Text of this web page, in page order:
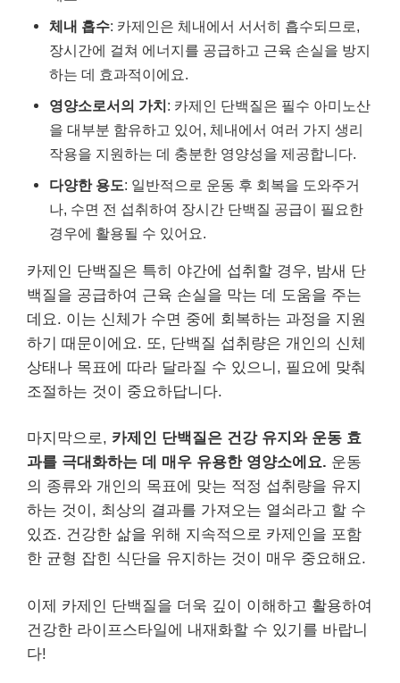
체내 흡수: 카제인은 체내에서 서서히 흡수되므로,
장시간에 걸쳐 에너지를 공급하고 근육 손실을 방지
하는 데 효과적이에요.
영양소로서의 가치: 카제인 단백질은 필수 아미노산
을 대부분 함유하고 있어, 체내에서 여러 가지 생리
작용을 지원하는 데 충분한 영양성을 제공합니다.
다양한 용도: 일반적으로 운동 후 회복을 도와주거
나, 수면 전 섭취하여 장시간 단백질 공급이 필요한
경우에 활용될 수 있어요.
카제인 단백질은 특히 야간에 섭취할 경우, 밤새 단
백질을 공급하여 근육 손실을 막는 데 도움을 주는
데요. 이는 신체가 수면 중에 회복하는 과정을 지원
하기 때문이에요. 또, 단백질 섭취량은 개인의 신체
상태나 목표에 따라 달라질 수 있으니, 필요에 맞춰
조절하는 것이 중요하답니다.
마지막으로, 카제인 단백질은 건강 유지와 운동 효
과를 극대화하는 데 매우 유용한 영양소에요. 운동
의 종류와 개인의 목표에 맞는 적정 섭취량을 유지
하는 것이, 최상의 결과를 가져오는 열쇠라고 할 수
있죠. 건강한 삶을 위해 지속적으로 카제인을 포함
한 균형 잡힌 식단을 유지하는 것이 매우 중요해요.
이제 카제인 단백질을 더욱 깊이 이해하고 활용하여
건강한 라이프스타일에 내재화할 수 있기를 바랍니
다!